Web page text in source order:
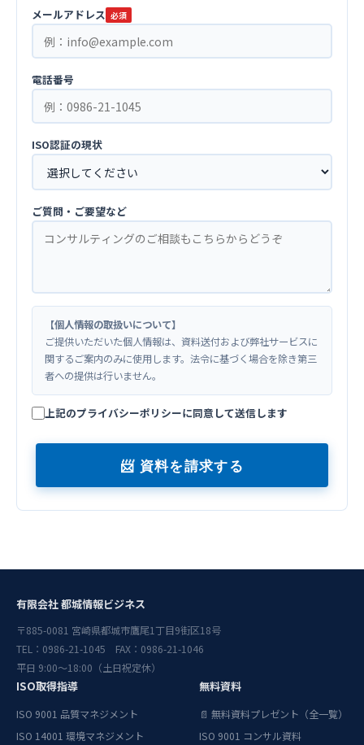
メールアドレス 必須
電話番号
ISO認証の現状
ご質問・ご要望など
【個人情報の取扱いについて】
ご提供いただいた個人情報は、資料送付および弊社サービスに
関するご案内のみに使用します。法令に基づく場合を除き第三
者への提供は行いません。
上記のプライバシーポリシーに同意して送信します
📨 資料を請求する
有限会社 都城情報ビジネス
〒885-0081 宮崎県都城市鷹尾1丁目9街区18号
TEL：0986-21-1045 FAX：0986-21-1046
平日 9:00〜18:00（土日祝定休）
ISO取得指導
ISO 9001 品質マネジメント
ISO 14001 環境マネジメント
無料資料
📄 無料資料プレゼント（全一覧）
ISO 9001 コンサル資料